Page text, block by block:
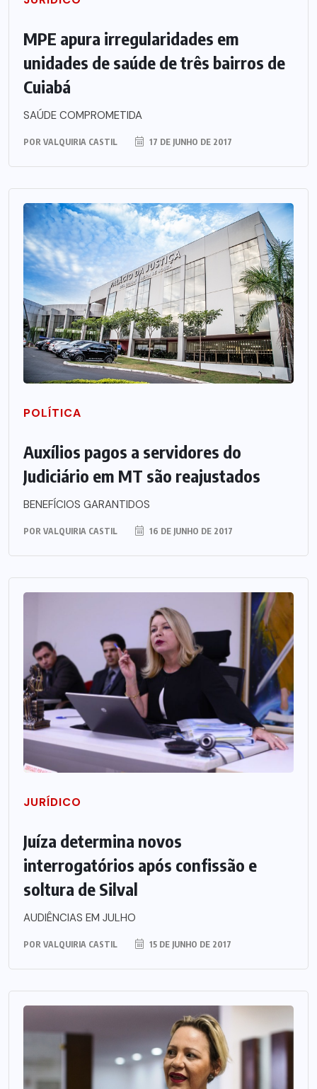
MPE apura irregularidades em
unidades de saúde de três bairros de
Cuiabá
SAÚDE COMPROMETIDA
POR VALQUIRIA CASTIL 17 DE JUNHO DE 2017
POLÍTICA
Auxílios pagos a servidores do
Judiciário em MT são reajustados
BENEFÍCIOS GARANTIDOS
POR VALQUIRIA CASTIL 16 DE JUNHO DE 2017
JURÍDICO
Juíza determina novos
interrogatórios após confissão e
soltura de Silval
AUDIÊNCIAS EM JULHO
POR VALQUIRIA CASTIL 15 DE JUNHO DE 2017